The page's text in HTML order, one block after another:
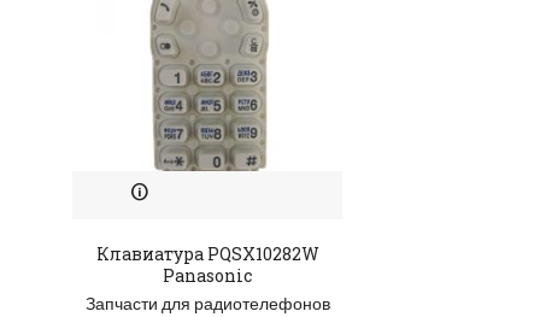
Клавиатура PQSX10282W
Panasonic
Запчасти для радиотелефонов